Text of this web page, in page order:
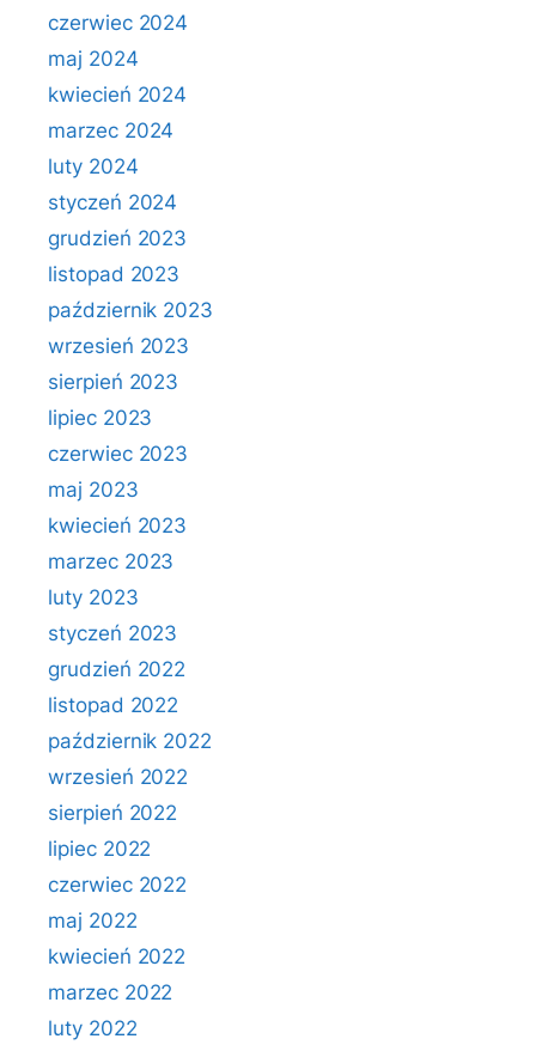
czerwiec 2024
maj 2024
kwiecień 2024
marzec 2024
luty 2024
styczeń 2024
grudzień 2023
listopad 2023
październik 2023
wrzesień 2023
sierpień 2023
lipiec 2023
czerwiec 2023
maj 2023
kwiecień 2023
marzec 2023
luty 2023
styczeń 2023
grudzień 2022
listopad 2022
październik 2022
wrzesień 2022
sierpień 2022
lipiec 2022
czerwiec 2022
maj 2022
kwiecień 2022
marzec 2022
luty 2022